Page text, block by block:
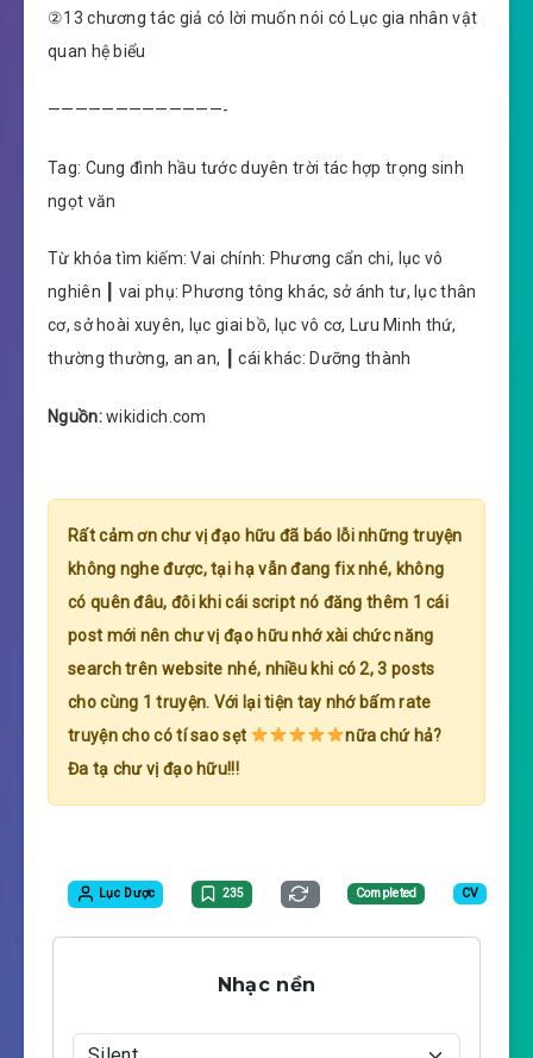
②13 chương tác giả có lời muốn nói có Lục gia nhân vật
quan hệ biểu
—————————————-
Tag: Cung đình hầu tước duyên trời tác hợp trọng sinh
ngọt văn
Từ khóa tìm kiếm: Vai chính: Phương cẩn chi, lục vô
nghiên ┃ vai phụ: Phương tông khác, sở ánh tư, lục thân
cơ, sở hoài xuyên, lục giai bồ, lục vô cơ, Lưu Minh thứ,
thường thường, an an, ┃ cái khác: Dưỡng thành
Nguồn:wikidich.com
Rất cảm ơn chư vị đạo hữu đã báo lỗi những truyện
không nghe được, tại hạ vẫn đang fix nhé, không
có quên đâu, đôi khi cái script nó đăng thêm 1 cái
post mới nên chư vị đạo hữu nhớ xài chức năng
search trên website nhé, nhiều khi có 2, 3 posts
cho cùng 1 truyện. Với lại tiện tay nhớ bấm rate
truyện cho có tí sao sẹt
nữa chứ hả?
Đa tạ chư vị đạo hữu!!!
Lục Dược 235 Completed CV
Nhạc nền